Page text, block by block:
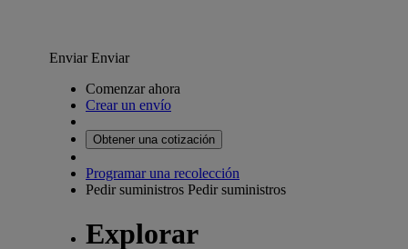
EnviarEnviar
Comenzar ahora
Crear un envío
Obtener una cotización
Programar una recolección
Pedir suministros Pedir suministros
Explorar